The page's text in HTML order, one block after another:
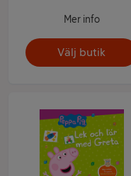
Mer info
Välj butik